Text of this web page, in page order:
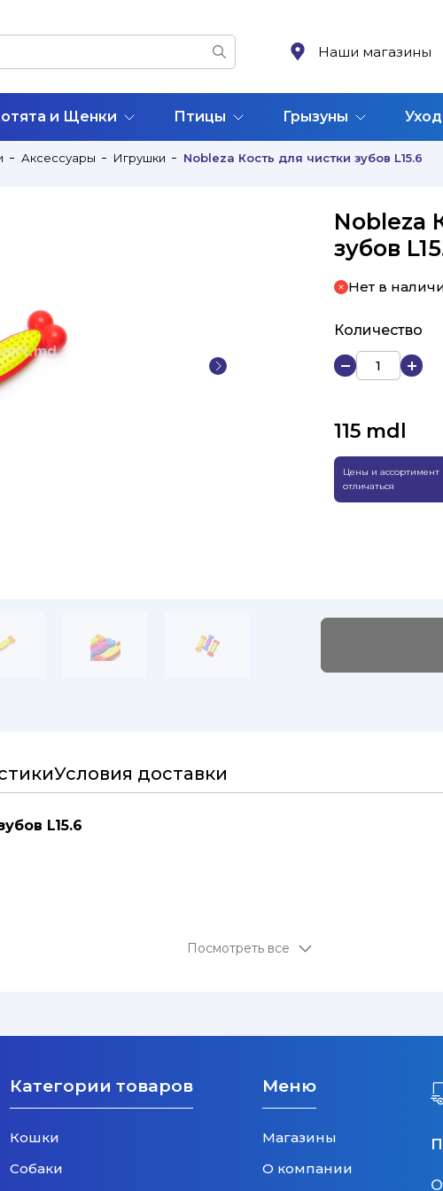
Наши магазины
и Щенки Птицы Грызуны
Аксессуары Игрушки Nobleza Кость для чистки зубов L15.6
Nobleza
зубов
Нет в
Количество
115 mdl
Цены и ассортимент
отличаться
Условия доставки
L15.6
Посмотреть все
Категории товаров
Кошки
Собаки
Меню
Магазины
О компании